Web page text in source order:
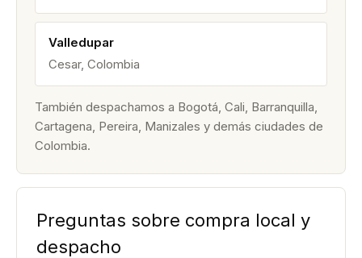
Valledupar
Cesar, Colombia
También despachamos a Bogotá, Cali, Barranquilla,
Cartagena, Pereira, Manizales y demás ciudades de
Colombia.
Preguntas sobre compra local y
despacho